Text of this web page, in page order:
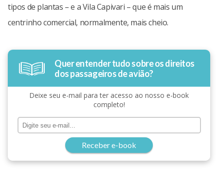
tipos de plantas – e a Vila Capivari – que é mais um
centrinho comercial, normalmente, mais cheio.
Quer entender tudo sobre os direitos
dos passageiros de avião?
Deixe seu e-mail para ter acesso ao nosso e-book
completo!
Receber e-book